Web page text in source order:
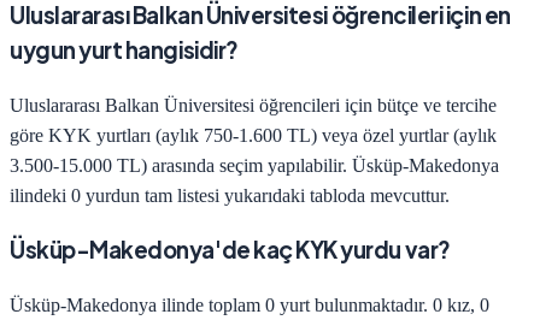
Uluslararası Balkan Üniversitesi öğrencileri için en
uygun yurt hangisidir?
Uluslararası Balkan Üniversitesi öğrencileri için bütçe ve tercihe
göre KYK yurtları (aylık 750-1.600 TL) veya özel yurtlar (aylık
3.500-15.000 TL) arasında seçim yapılabilir. Üsküp-Makedonya
ilindeki 0 yurdun tam listesi yukarıdaki tabloda mevcuttur.
Üsküp-Makedonya'de kaç KYK yurdu var?
Üsküp-Makedonya ilinde toplam 0 yurt bulunmaktadır. 0 kız, 0